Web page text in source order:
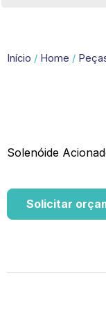
Início / Home /
Solenóide
Solicitar